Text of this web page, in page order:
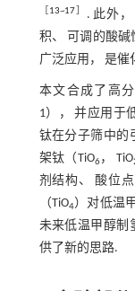
13~17
. 此外
积、 可调的酸碱
广泛应用， 是催
本文合成了高
1）， 并应用于
钛在分子筛中的
架钛（TiO6， TiO
剂结构、 酸位
（TiO4）对低温
未来低温甲醇制
供了新的思路.